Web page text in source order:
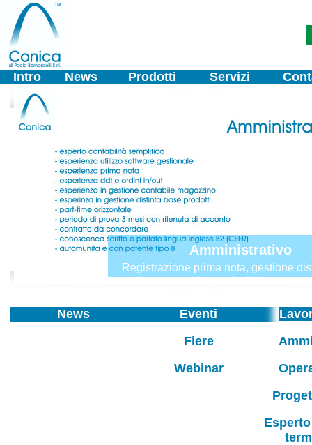
Intro News Prodotti Servizi
Amministrativo
Registrazione prima nota, gestione
produzione
News
Eventi
Fiere
Webinar